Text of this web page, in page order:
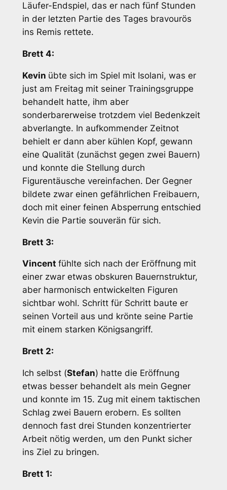
Läufer-Endspiel, das er nach fünf Stunden
in der letzten Partie des Tages bravourös
ins Remis rettete.
Brett 4:
Kevin übte sich im Spiel mit Isolani, was er
just am Freitag mit seiner Trainingsgruppe
behandelt hatte, ihm aber
sonderbarerweise trotzdem viel Bedenkzeit
abverlangte. In aufkommender Zeitnot
behielt er dann aber kühlen Kopf, gewann
eine Qualität (zunächst gegen zwei Bauern)
und konnte die Stellung durch
Figurentäusche vereinfachen. Der Gegner
bildete zwar einen gefährlichen Freibauern,
doch mit einer feinen Absperrung entschied
Kevin die Partie souverän für sich.
Brett 3:
Vincent fühlte sich nach der Eröffnung mit
einer zwar etwas obskuren Bauernstruktur,
aber harmonisch entwickelten Figuren
sichtbar wohl. Schritt für Schritt baute er
seinen Vorteil aus und krönte seine Partie
mit einem starken Königsangriff.
Brett 2:
Ich selbst (Stefan) hatte die Eröffnung
etwas besser behandelt als mein Gegner
und konnte im 15. Zug mit einem taktischen
Schlag zwei Bauern erobern. Es sollten
dennoch fast drei Stunden konzentrierter
Arbeit nötig werden, um den Punkt sicher
ins Ziel zu bringen.
Brett 1: